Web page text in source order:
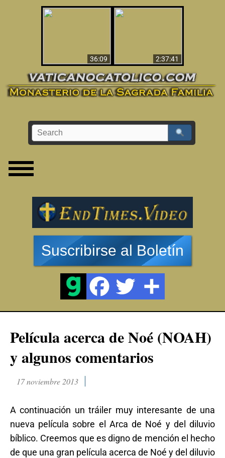
36:09
2:37:41
Suscribirse al Boletín
Película acerca de Noé (NOAH)
y algunos comentarios
17 noviembre 2013
A continuación un tráiler muy interesante de una
nueva película sobre el Arca de Noé y del diluvio
bíblico. Creemos que es digno de mención el hecho
de que una gran película acerca de Noé y del diluvio